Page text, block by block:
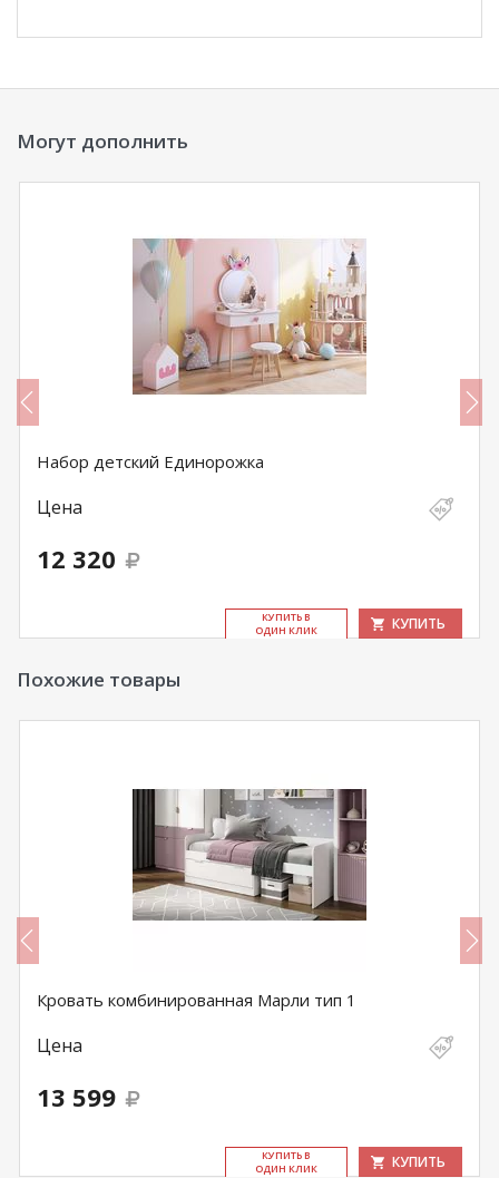
Могут дополнить
Набор детский Единорожка
Цена
12 320
КУ­ПИТЬ В
ОДИН КЛИК
КУПИТЬ
Похожие товары
Кровать комбинированная Марли тип 1
Цена
13 599
КУ­ПИТЬ В
ОДИН КЛИК
КУПИТЬ